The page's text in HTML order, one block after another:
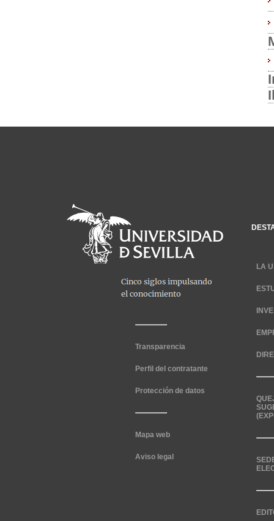
Transparencia
Perfil del contratante
Protección de datos
Mapa web
Aviso legal
LA